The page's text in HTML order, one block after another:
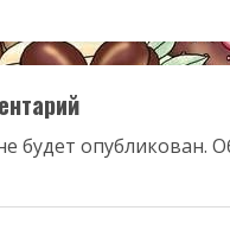
будет опубликован.